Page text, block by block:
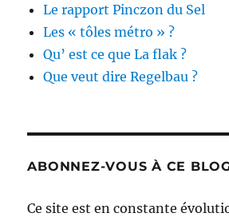
Le rapport Pinczon du Sel
Les « tôles métro » ?
Qu’ est ce que La flak ?
Que veut dire Regelbau ?
ABONNEZ-VOUS À CE
Ce site est en constante